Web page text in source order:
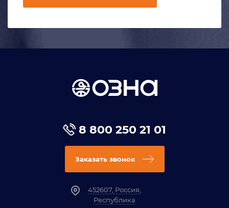
8 800 250 21 01
Заказать звонок
452607, Россия,
Республика